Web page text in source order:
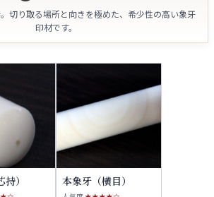
切り取る場所と向きを極めた、希少性の高い象牙
印材です。
） 本象牙（横目）